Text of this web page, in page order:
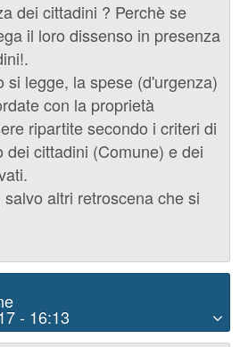
dei cittadini ? Perchè se
il loro dissenso in presenza
si legge, la spese (d'urgenza)
con la proprietà
ripartite secondo i criteri di
dei cittadini (Comune) e dei
altri retroscena che si
- 16:13